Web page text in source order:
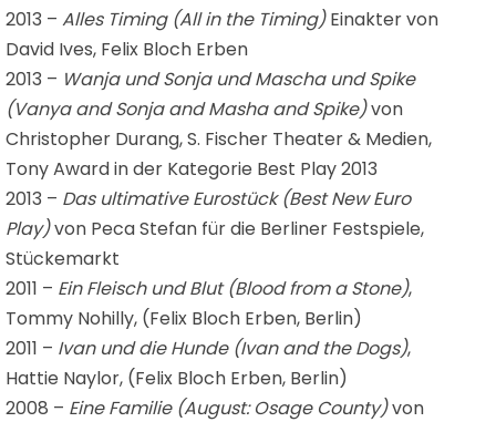
2013 – Alles Timing (All in the Timing)Einakter von
David Ives, Felix Bloch Erben
2013 – Wanja und Sonja und Mascha und Spike
(Vanya and Sonja and Masha and Spike)von
Christopher Durang, S. Fischer Theater & Medien,
Tony Award in der Kategorie Best Play 2013
2013 – Das ultimative Eurostück (Best New Euro
Play)von Peca Stefan für die Berliner Festspiele,
Stückemarkt
2011 – Ein Fleisch und Blut (Blood from a Stone),
Tommy Nohilly, (Felix Bloch Erben, Berlin)
2011 – Ivan und die Hunde (Ivan and the Dogs),
Hattie Naylor, (Felix Bloch Erben, Berlin)
2008 – Eine Familie (August: Osage County)von